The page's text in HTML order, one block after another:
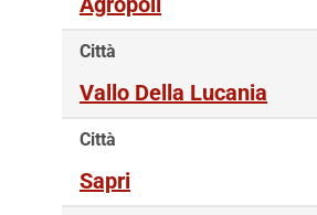
Città
Vallo Della Lucania
Città
Sapri